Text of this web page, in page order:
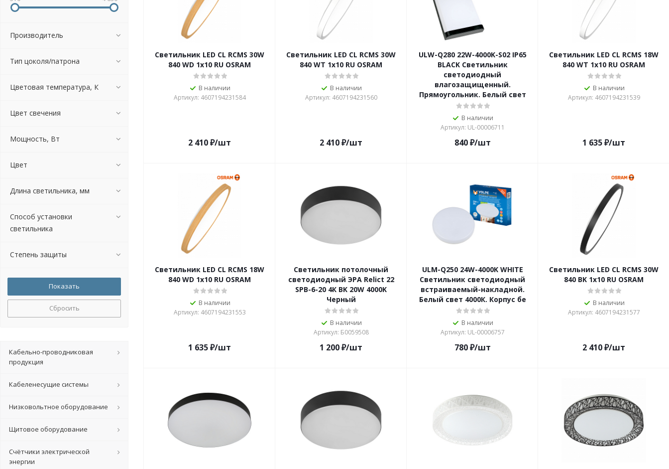
Светильник LED CL RCMS 30W
840 WD 1х10 RU OSRAM
В наличии
Артикул: 4607194231584
2 410₽/шт
Светильник LED CL RCMS 30W
840 WT 1х10 RU OSRAM
В наличии
Артикул: 4607194231560
2 410₽/шт
ULW-Q280 22W-4000K-S02 IP65
BLACK Светильник
светодиодный
влагозащищенный.
Прямоугольник. Белый свет
В наличии
Артикул: UL-00006711
840₽/шт
Светильник LED CL RCMS 18W
840 WT 1х10 RU OSRAM
В наличии
Артикул: 4607194231539
1 635₽/шт
Светильник LED CL RCMS 18W
840 WD 1х10 RU OSRAM
В наличии
Артикул: 4607194231553
1 635₽/шт
Светильник потолочный
светодиодный ЭРА Relict 22
SPB-6-20 4К BK 20W 4000K
Черный
В наличии
Артикул: Б0059508
1 200₽/шт
ULM-Q250 24W-4000K WHITE
Светильник светодиодный
встраиваемый-накладной.
Белый свет 4000К. Корпус бе
В наличии
Артикул: UL-00006757
780₽/шт
Светильник LED CL RCMS 30W
840 BK 1х10 RU OSRAM
В наличии
Артикул: 4607194231577
2 410₽/шт
Производитель
Тип цоколя/патрона
Цветовая температура, К
Цвет свечения
Мощность, Вт
Цвет
Длина светильника, мм
Способ установки
светильника
Степень защиты
Сбросить
Кабельно-проводниковая
продукция
Кабеленесущие системы
Низковольтное оборудование
Щитовое оборудование
Счётчики электрической
энергии